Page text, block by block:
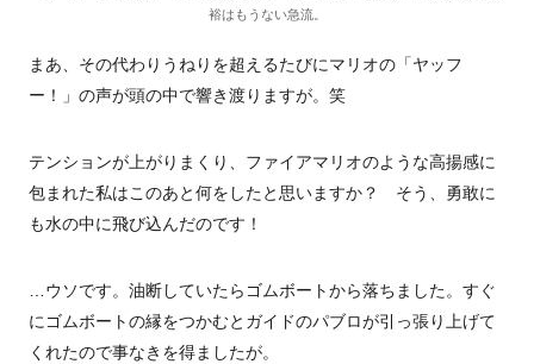
裕はもうない急流。
まあ、その代わりうねりを超えるたびにマリオの「ヤッフ
ー！」の声が頭の中で響き渡りますが。笑
テンションが上がりまくり、ファイアマリオのような高揚感に
包まれた私はこのあと何をしたと思いますか？ そう、勇敢に
も水の中に飛び込んだのです！
…ウソです。油断していたらゴムボートから落ちました。すぐ
にゴムボートの縁をつかむとガイドのパブロが引っ張り上げて
くれたので事なきを得ましたが。